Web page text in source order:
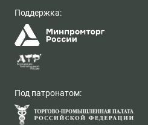
Поддержка:
Под патронатом: